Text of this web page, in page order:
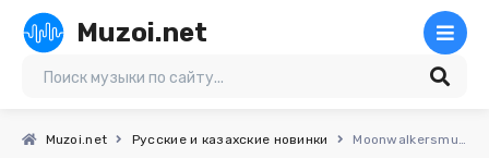
Muzoi.net
Muzoi.net Русские и казахские новинки Moonwalkersmusic - Женщина в огне